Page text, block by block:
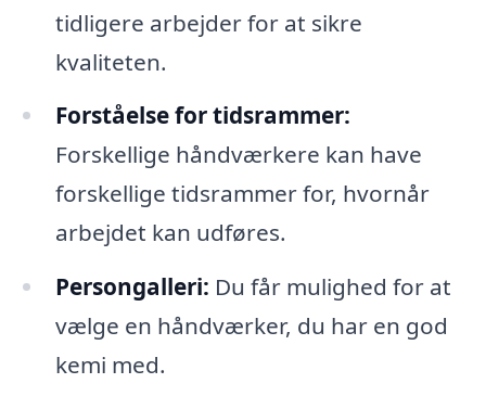
tidligere arbejder for at sikre
kvaliteten.
Forståelse for tidsrammer:
Forskellige håndværkere kan have
forskellige tidsrammer for, hvornår
arbejdet kan udføres.
Persongalleri: Du får mulighed for at
vælge en håndværker, du har en god
kemi med.